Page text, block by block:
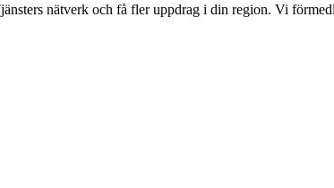
nätverk och få fler uppdrag i din region. Vi